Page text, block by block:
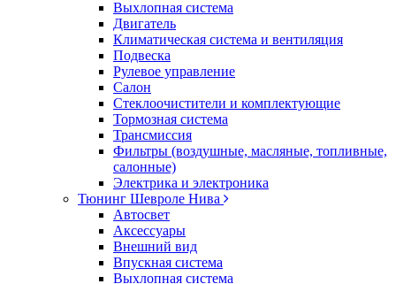
Выхлопная система
Двигатель
Климатическая система и вентиляция
Подвеска
Рулевое управление
Салон
Стеклоочистители и комплектующие
Тормозная система
Трансмиссия
Фильтры (воздушные, масляные, топливные,
салонные)
Электрика и электроника
Тюнинг Шевроле Нива
Автосвет
Аксессуары
Внешний вид
Впускная система
Выхлопная система